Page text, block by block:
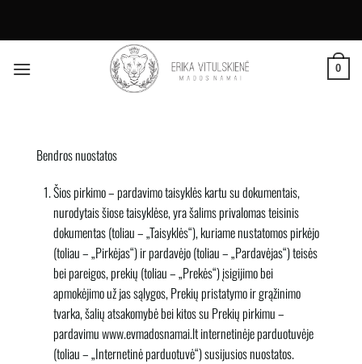
0
Bendros nuostatos
Šios pirkimo – pardavimo taisyklės kartu su dokumentais,
nurodytais šiose taisyklėse, yra šalims privalomas teisinis
dokumentas (toliau – „Taisyklės“), kuriame nustatomos pirkėjo
(toliau – „Pirkėjas“) ir pardavėjo (toliau – „Pardavėjas“) teisės
bei pareigos, prekių (toliau – „Prekės“) įsigijimo bei
apmokėjimo už jas sąlygos, Prekių pristatymo ir grąžinimo
tvarka, šalių atsakomybė bei kitos su Prekių pirkimu –
pardavimu www.evmadosnamai.lt internetinėje parduotuvėje
(toliau – „Internetinė parduotuvė“) susijusios nuostatos.